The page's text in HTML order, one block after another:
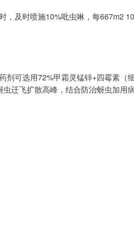
及时喷施10%吡虫啉，每667m2
可选用72%甲霜灵锰锌+四霉素（
迁飞扩散高峰，结合防治蚜虫加用